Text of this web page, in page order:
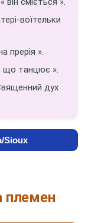
воїтельки
прерія ».
що танцює ».
дух
Sioux
племен